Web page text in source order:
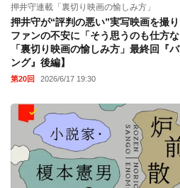
押井守連載「裏切り映画の愉しみ方」
押井守が“評判の悪い”実写映画を撮
ファンの不安に「そう思うのも仕方
「裏切り映画の愉しみ方」最終回『
ング』後編】
第20回 2026/6/17 19:30